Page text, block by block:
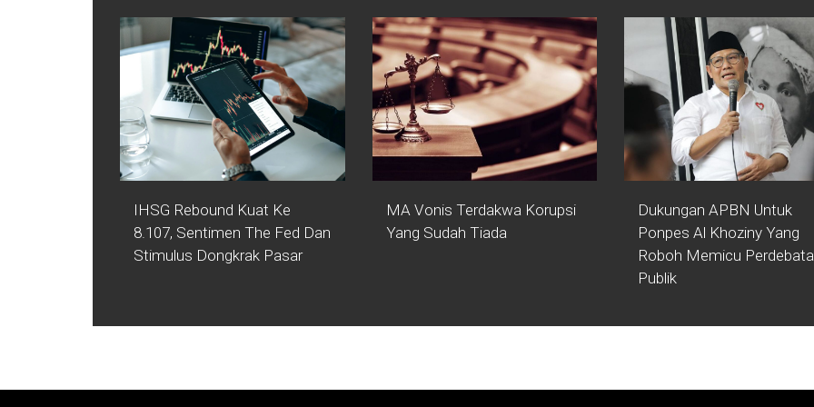
IHSG Rebound Kuat Ke
8.107, Sentimen The Fed Dan
Stimulus Dongkrak Pasar
MA Vonis Terdakwa Korupsi
Yang Sudah Tiada
Dukungan APBN Untuk
Ponpes Al Khoziny Yang
Roboh Memicu
Publik